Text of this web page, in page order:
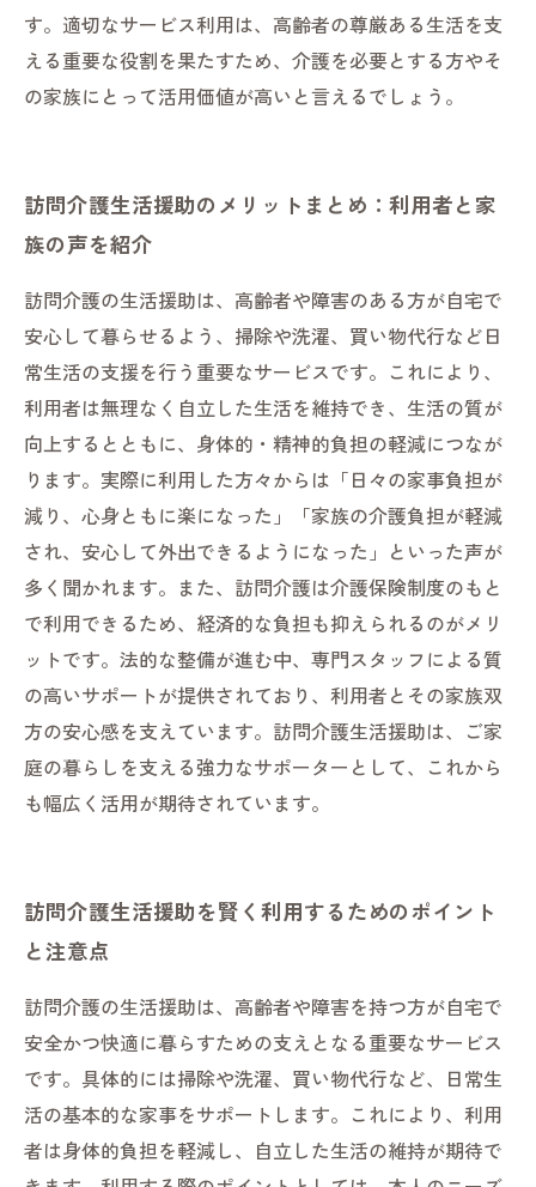
す。適切なサービス利用は、高齢者の尊厳ある生活を支
える重要な役割を果たすため、介護を必要とする方やそ
の家族にとって活用価値が高いと言えるでしょう。
訪問介護生活援助のメリットまとめ：利用者と家
族の声を紹介
訪問介護の生活援助は、高齢者や障害のある方が自宅で
安心して暮らせるよう、掃除や洗濯、買い物代行など日
常生活の支援を行う重要なサービスです。これにより、
利用者は無理なく自立した生活を維持でき、生活の質が
向上するとともに、身体的・精神的負担の軽減につなが
ります。実際に利用した方々からは「日々の家事負担が
減り、心身ともに楽になった」「家族の介護負担が軽減
され、安心して外出できるようになった」といった声が
多く聞かれます。また、訪問介護は介護保険制度のもと
で利用できるため、経済的な負担も抑えられるのがメリ
ットです。法的な整備が進む中、専門スタッフによる質
の高いサポートが提供されており、利用者とその家族双
方の安心感を支えています。訪問介護生活援助は、ご家
庭の暮らしを支える強力なサポーターとして、これから
も幅広く活用が期待されています。
訪問介護生活援助を賢く利用するためのポイント
と注意点
訪問介護の生活援助は、高齢者や障害を持つ方が自宅で
安全かつ快適に暮らすための支えとなる重要なサービス
です。具体的には掃除や洗濯、買い物代行など、日常生
活の基本的な家事をサポートします。これにより、利用
者は身体的負担を軽減し、自立した生活の維持が期待で